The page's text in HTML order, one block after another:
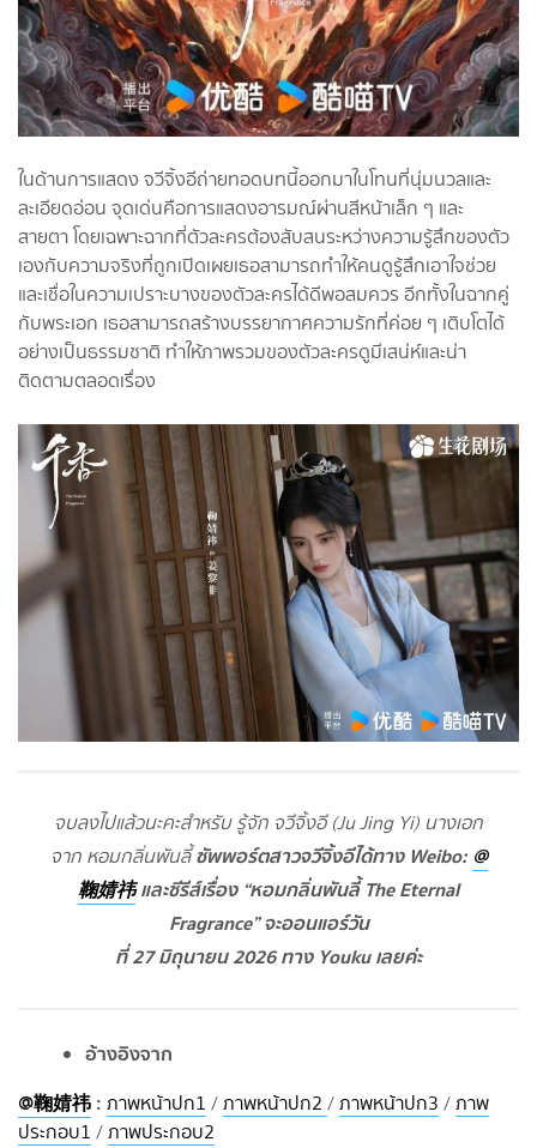
ในด้านการแสดง จวีจิ้งอีถ่ายทอดบทนี้ออกมาในโทนที่นุ่มนวลและ
ละเอียดอ่อน จุดเด่นคือการแสดงอารมณ์ผ่านสีหน้าเล็ก ๆ และ
สายตา โดยเฉพาะฉากที่ตัวละครต้องสับสนระหว่างความรู้สึกของตัว
เองกับความจริงที่ถูกเปิดเผยเธอสามารถทำให้คนดูรู้สึกเอาใจช่วย
และเชื่อในความเปราะบางของตัวละครได้ดีพอสมควร อีกทั้งในฉากคู่
กับพระเอก เธอสามารถสร้างบรรยากาศความรักที่ค่อย ๆ เติบโตได้
อย่างเป็นธรรมชาติ ทำให้ภาพรวมของตัวละครดูมีเสน่ห์และน่า
ติดตามตลอดเรื่อง
จบลงไปแล้วนะคะสำหรับ รู้จัก จวีจิ้งอี (Ju Jing Yi) นางเอก
จาก หอมกลิ่นพันลี้ซัพพอร์ตสาวจวีจิ้งอีได้ทาง Weibo: @
鞠婧祎และซีรีส์เรื่อง “หอมกลิ่นพันลี้ The Eternal
Fragrance” จะออนแอร์วัน
ที่ 27 มิถุนายน 2026 ทาง Youku เลยค่ะ
อ้างอิงจาก
@鞠婧祎: ภาพหน้าปก1 /ภาพหน้าปก2 /ภาพหน้าปก3 /ภาพ
ประกอบ1 /ภาพประกอบ2